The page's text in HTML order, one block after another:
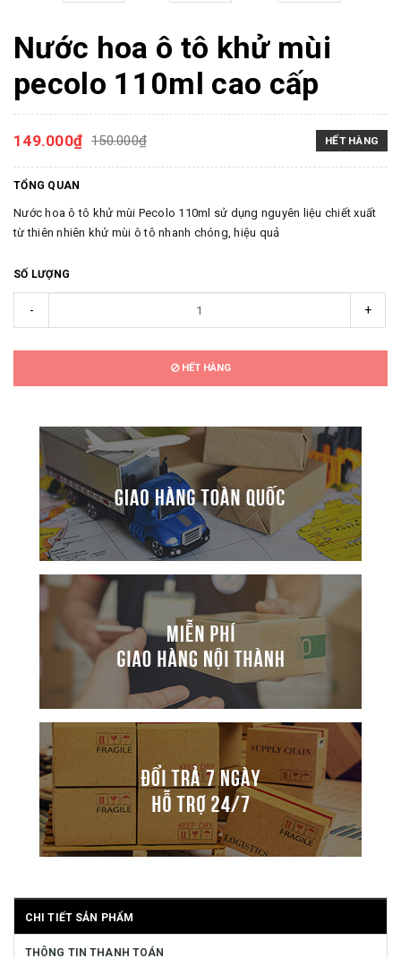
Nước hoa ô tô khử mùi
pecolo 110ml cao cấp
149.000₫ 150.000₫ HẾT HÀNG
TỔNG QUAN
Nước hoa ô tô khử mùi Pecolo 110ml sử dụng nguyên liệu chiết xuất
từ thiên nhiên khử mùi ô tô nhanh chóng, hiệu quả
SỐ LƯỢNG
- +
HẾT HÀNG
CHI TIẾT SẢN PHẨM
THÔNG TIN THANH TOÁN